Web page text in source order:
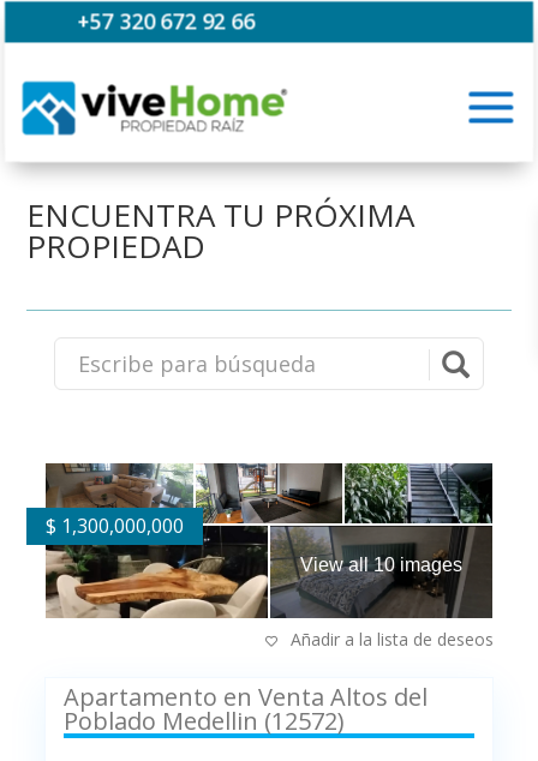
+57 320 672 92 66
ENCUENTRA TU PRÓXIMA
PROPIEDAD
$ 1,300,000,000
View all 10 images
Añadir a la lista de deseos
Apartamento en Venta Altos del
Poblado Medellin (12572)